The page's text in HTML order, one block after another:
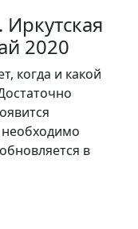
2020
когда и какой
в